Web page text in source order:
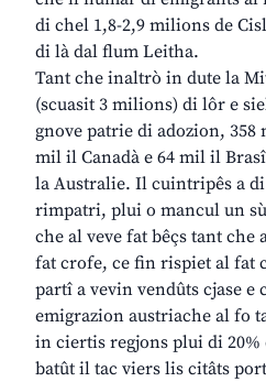
di chel 1,8-2,9 milions de
di là dal flum Leitha.
Tant che inaltrò in dute la
(scuasit 3 milions) di lôr e
gnove patrie di adozion,
mil il Canadà e 64 mil il
la Australie. Il cuintripês a
rimpatri, plui o mancul un
che al veve fat bêçs tant che
fat crofe, ce fin rispiet al fat
partî a vevin vendûts cjase e
emigrazion austriache al fo
in ciertis regjons plui di 20%
batût il tac viers lis citâts